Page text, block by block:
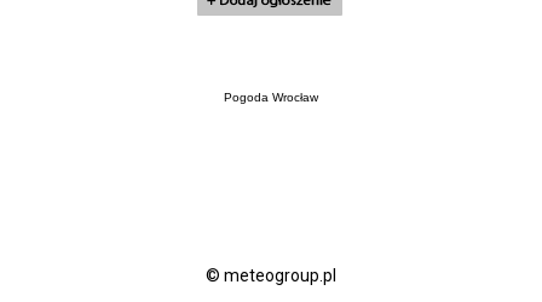
Pogoda Wrocław
© meteogroup.pl